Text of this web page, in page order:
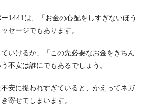
1441は、「お金の心配をしすぎないほう
セージでもあります。
ていけるか」「この先必要なお金をきちん
不安は誰にでもあるでしょう。
安に捉われすぎていると、かえってネガ
寄せてしまいます。